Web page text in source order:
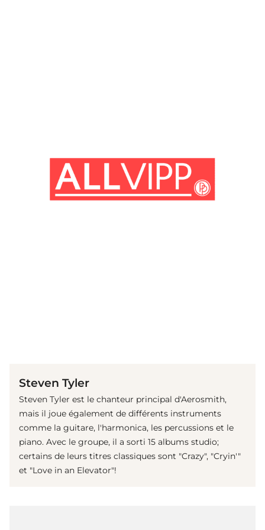
Steven Tyler
Steven Tyler est le chanteur principal d'Aerosmith,
mais il joue également de différents instruments
comme la guitare, l'harmonica, les percussions et le
piano. Avec le groupe, il a sorti 15 albums studio;
certains de leurs titres classiques sont "Crazy", "Cryin'"
et "Love in an Elevator"!